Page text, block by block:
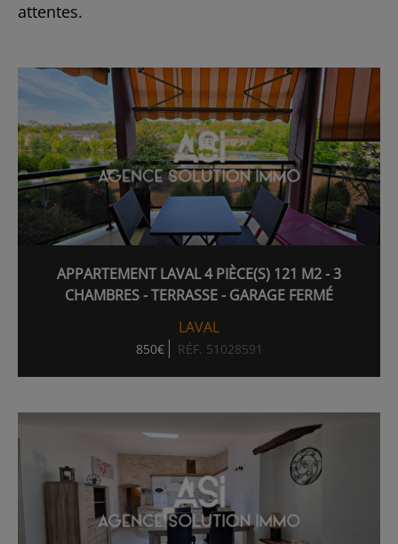
attentes.
APPARTEMENT LAVAL 4 PIÈCE(S) 121 M2 - 3
CHAMBRES - TERRASSE - GARAGE FERMÉ
LAVAL
850€ RÉF. 51028591